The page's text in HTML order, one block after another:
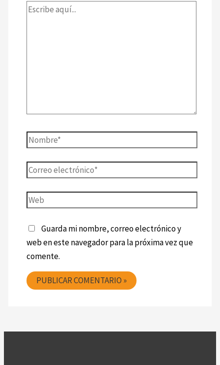
Guarda mi nombre, correo electrónico y
web en este navegador para la próxima vez que
comente.